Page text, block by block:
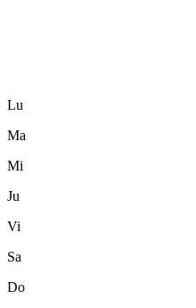
Lu
Ma
Mi
Ju
Vi
Sa
Do